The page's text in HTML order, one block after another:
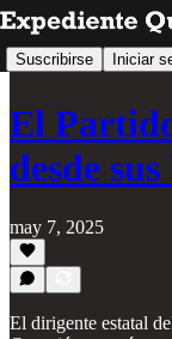
Suscribirse Iniciar
El
desde
may 7, 2025
El dirigente estatal